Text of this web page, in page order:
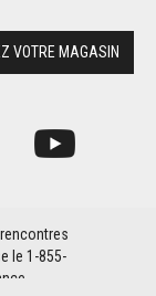
VOTRE MAGASIN
le 1-855-